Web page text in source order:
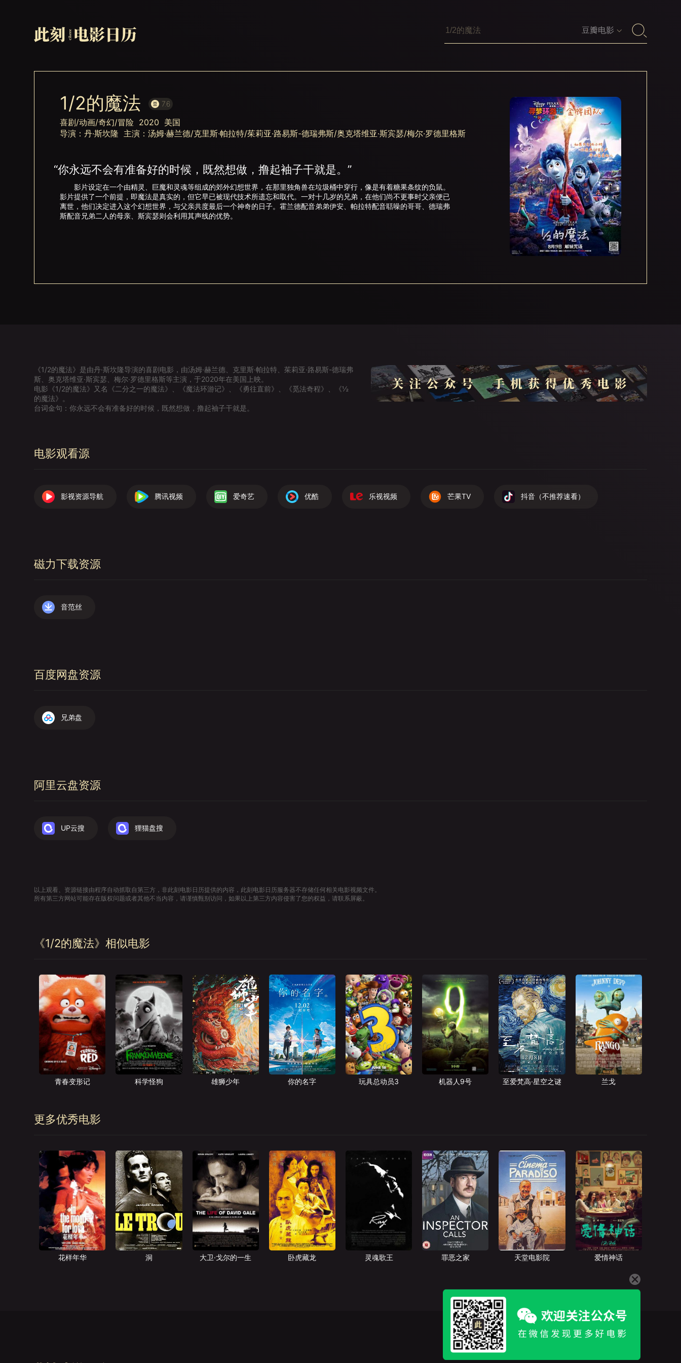
豆瓣电影
1/2的魔法 7.6
喜剧/动画/奇幻/冒险 2020 美国
导演：丹·斯坎隆 主演：汤姆·赫兰德/克里斯·帕拉特/茱莉亚·路易斯-德瑞弗斯/奥克塔维亚·斯宾瑟/梅尔·罗德里格斯
“你永远不会有准备好的时候，既然想做，撸起袖子干就是。”
影片设定在一个由精灵、巨魔和灵魂等组成的郊外幻想世界，在那里独角兽在垃圾桶中穿行，像是有着糖果条纹的负鼠。
影片提供了一个前提，即魔法是真实的，但它早已被现代技术所遗忘和取代。一对十几岁的兄弟，在他们尚不更事时父亲便已
离世，他们决定进入这个幻想世界，与父亲共度最后一个神奇的日子。霍兰德配音弟弟伊安、帕拉特配音聒噪的哥哥、德瑞弗
斯配音兄弟二人的母亲、斯宾瑟则会利用其声线的优势。
《1/2的魔法》是由丹·斯坎隆导演的喜剧电影，由汤姆·赫兰德、克里斯·帕拉特、茱莉亚·路易斯-德瑞弗
斯、奥克塔维亚·斯宾瑟、梅尔·罗德里格斯等主演，于2020年在美国上映。
电影《1/2的魔法》又名《二分之一的魔法》、《魔法环游记》、《勇往直前》、《觅法奇程》、《½
的魔法》。
台词金句：你永远不会有准备好的时候，既然想做，撸起袖子干就是。
电影观看源
影视资源导航 腾讯视频 爱奇艺 优酷 乐视视频 芒果TV 抖音（不推荐速看）
磁力下载资源
音范丝
百度网盘资源
兄弟盘
阿里云盘资源
UP云搜 狸猫盘搜
以上观看、资源链接由程序自动抓取自第三方，非此刻电影日历提供的内容，此刻电影日历服务器不存储任何相关电影视频文件。
所有第三方网站可能存在版权问题或者其他不当内容，请谨慎甄别访问，如果以上第三方内容侵害了您的权益，请联系屏蔽。
《1/2的魔法》相似电影
青春变形记 科学怪狗 雄狮少年 你的名字 玩具总动员3 机器人9号 至爱梵高·星空之谜 兰戈
更多优秀电影
花样年华 洞 大卫·戈尔的一生 卧虎藏龙 灵魂歌王 罪恶之家 天堂电影院 爱情神话